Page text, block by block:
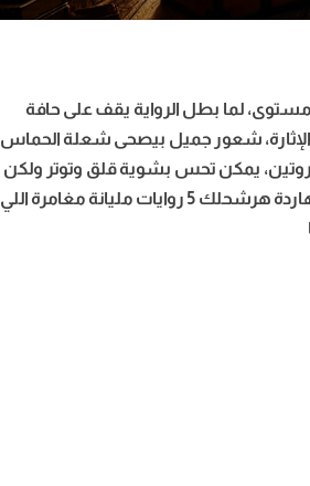
لما بطل الرواية يقف على حافة
شعور جميل بيصحى شعلة الحماس
يمكن تحس بشوية قلق وتوتر ولكن
ده مفيد عشان تكمل الرواية لأخرها من ما تزهق، عشان كده النهاردة هرشحلك 5 روايات مليانة مغامرة اللي